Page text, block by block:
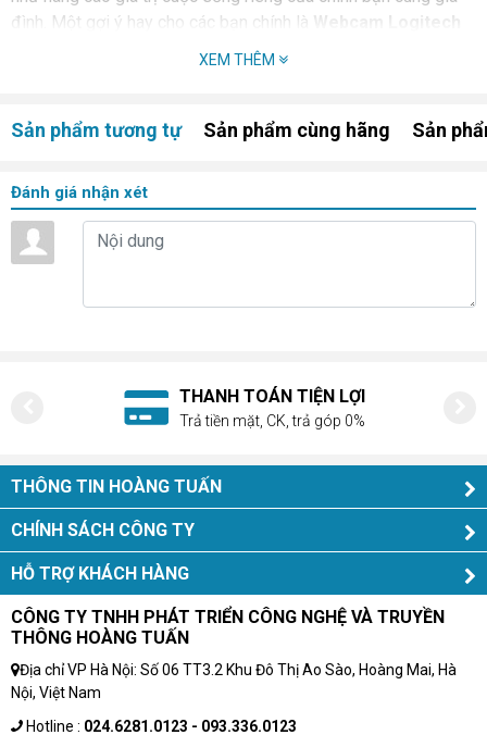
đình. Một gợi ý hay cho các bạn chính là Webcam Logitech
, với rất nhiều tính năng ấn tượng nội trội.
được đánh giá là dòng camera nổi bật cao cấp nhất của hãng
Logitech – một công ty chuyên cung cấp các thiết bị máy tính
Webcam Logitech Group là thiết bị tuyệt vời nhất cho các
Video hội nghị tuyệt hảo
Kết hợp với các ứng dụng hàng đầu khác
Bộ sản phẩm sử dụng rất đơn
giản
Webcam Logitech Groupđược thiết kế tinh xảo với đầy đủ
tính năng, nhưng vẫn rất thân thiện đối với người sử dụng vì
dẫn nhiều người sử dụng với giá cả rất phải chăng.
Video hội nghị tuyệt hảo
XEM THÊM
Sản phẩm tương tự Sản phẩm cùng hãng Sản
Đánh giá nhận xét
TOÁN TIỆN LỢI
mặt, CK, trả góp 0%
THÔNG TIN HOÀNG TUẤN
CHÍNH SÁCH CÔNG TY
HỖ TRỢ KHÁCH HÀNG
CÔNG TY TNHH PHÁT TRIỂN CÔNG NGHỆ VÀ TRUYỀN
THÔNG HOÀNG TUẤN
Địa chỉ VP Hà Nội: Số 06 TT3.2 Khu Đô Thị Ao Sào, Hoàng Mai, Hà
Nội, Việt Nam
Hotline : 024.6281.0123 - 093.336.0123